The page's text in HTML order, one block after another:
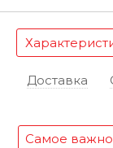
Доставка
Самое